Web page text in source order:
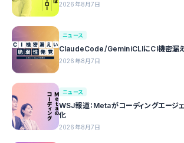
2026年8月7日
ニュース
ClaudeCode/GeminiCLIにCI機密漏
2026年8月7日
ニュース
WSJ報道：Metaがコーディングエージ
化
2026年8月7日